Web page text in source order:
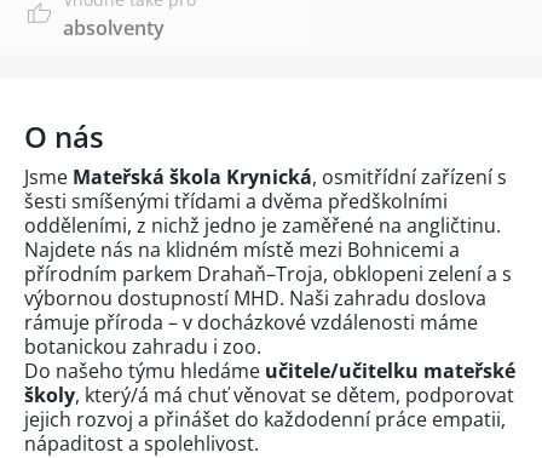
absolventy
O nás
Jsme Mateřská škola Krynická, osmitřídní zařízení s
šesti smíšenými třídami a dvěma předškolními
odděleními, z nichž jedno je zaměřené na angličtinu.
Najdete nás na klidném místě mezi Bohnicemi a
přírodním parkem Drahaň–Troja, obklopeni zelení a s
výbornou dostupností MHD. Naši zahradu doslova
rámuje příroda – v docházkové vzdálenosti máme
botanickou zahradu i zoo.
Do našeho týmu hledáme učitele/učitelku mateřské
školy, který/á má chuť věnovat se dětem, podporovat
jejich rozvoj a přinášet do každodenní práce empatii,
nápaditost a spolehlivost.